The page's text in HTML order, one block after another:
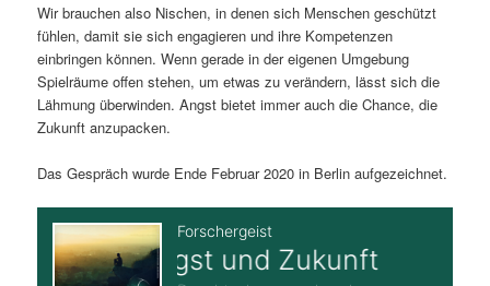
Wir brauchen also Nischen, in denen sich Menschen geschützt
fühlen, damit sie sich engagieren und ihre Kompetenzen
einbringen können. Wenn gerade in der eigenen Umgebung
Spielräume offen stehen, um etwas zu verändern, lässt sich die
Lähmung überwinden. Angst bietet immer auch die Chance, die
Zukunft anzupacken.
Das Gespräch wurde Ende Februar 2020 in Berlin aufgezeichnet.